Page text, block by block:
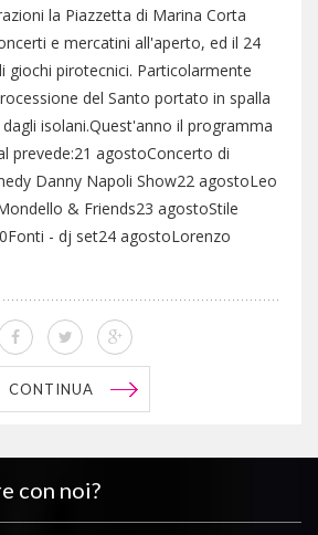
la Piazzetta di Marina Corta
e mercatini all'aperto, ed il 24
giochi pirotecnici. Particolarmente
del Santo portato in spalla
isolani.Quest'anno il programma
prevede:21 agostoConcerto di
Danny Napoli Show22 agostoLeo
& Friends23 agostoStile
- dj set24 agostoLorenzo
CONTINUA
con noi?